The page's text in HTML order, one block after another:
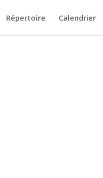
Répertoire Calendrier